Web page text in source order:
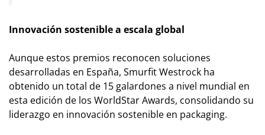
Innovación sostenible a escala global
Aunque estos premios reconocen soluciones
desarrolladas en España, Smurfit Westrock ha
obtenido un total de 15 galardones a nivel mundial en
esta edición de los WorldStar Awards, consolidando su
liderazgo en innovación sostenible en packaging.